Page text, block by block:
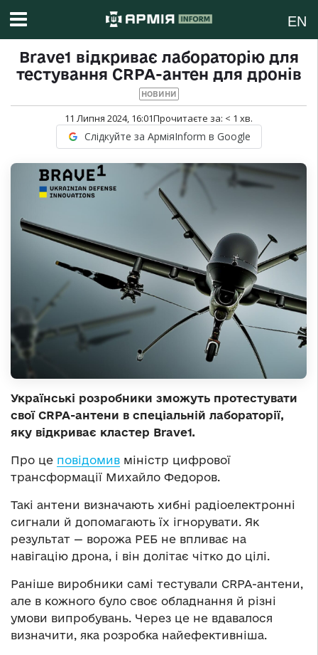
EN
Brave1 відкриває лабораторію для
тестування CRPA-антен для дронів
НОВИНИ
11 Липня 2024, 16:01Прочитаєте за: < 1 хв.
Слідкуйте за АрміяInform в Google
Українські розробники зможуть протестувати
свої CRPA-антени в спеціальній лабораторії,
яку відкриває кластер Brave1.
Про це повідомив міністр цифрової
трансформації Михайло Федоров.
Такі антени визначають хибні радіоелектронні
сигнали й допомагають їх ігнорувати. Як
результат — ворожа РЕБ не впливає на
навігацію дрона, і він долітає чітко до цілі.
Раніше виробники самі тестували CRPA-антени,
але в кожного було своє обладнання й різні
умови випробувань. Через це не вдавалося
визначити, яка розробка найефективніша.